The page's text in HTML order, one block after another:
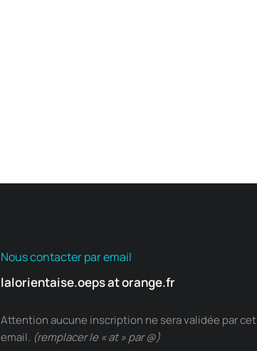
Nous contacter par email
lalorientaise.oeps at orange.fr
Attention aucune inscription ne sera validée par cet
email. (remplacer le « at » par @)